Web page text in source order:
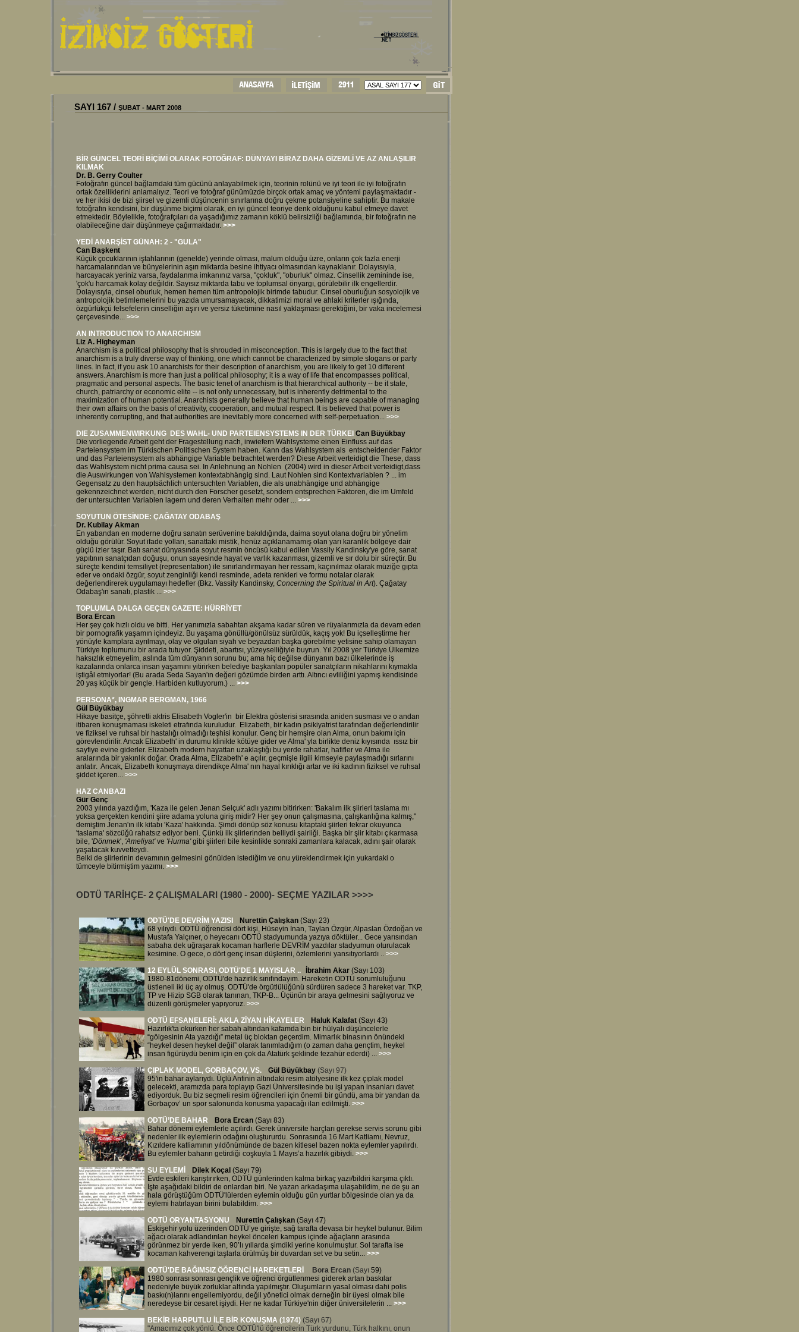
SAYI 167 / ŞUBAT - MART 2008
BİR GÜNCEL TEORİ BİÇİMİ OLARAK FOTOĞRAF: DÜNYAYI BİRAZ DAHA GİZEMLİ VE AZ ANLAŞILIR
KILMAK
Dr. B. Gerry Coulter
Fotoğrafın güncel bağlamdaki tüm gücünü anlayabilmek için, teorinin rolünü ve iyi teori ile iyi fotoğrafın
ortak özelliklerini anlamalıyız. Teori ve fotoğraf günümüzde birçok ortak amaç ve yöntemi paylaşmaktadır -
ve her ikisi de bizi şiirsel ve gizemli düşüncenin sınırlarına doğru çekme potansiyeline sahiptir. Bu makale
fotoğrafın kendisini, bir düşünme biçimi olarak, en iyi güncel teoriye denk olduğunu kabul etmeye davet
etmektedir. Böylelikle, fotoğrafçıları da yaşadığımız zamanın köklü belirsizliği bağlamında, bir fotoğrafın ne
olabileceğine dair düşünmeye çağırmaktadır. >>>
YEDİ ANARŞİST GÜNAH: 2 - "GULA"
Can Başkent
Küçük çocuklarının iştahlarının (genelde) yerinde olması, malum olduğu üzre, onların çok fazla enerji
harcamalarından ve bünyelerinin aşırı miktarda besine ihtiyacı olmasından kaynaklanır. Dolayısıyla,
harcayacak yeriniz varsa, faydalanma imkanınız varsa, "çokluk", "oburluk" olmaz. Cinsellik zemininde ise,
'çok'u harcamak kolay değildir. Sayısız miktarda tabu ve toplumsal önyargı, görülebilir ilk engellerdir.
Dolayısıyla, cinsel oburluk, hemen hemen tüm antropolojik birimde tabudur. Cinsel oburluğun sosyolojik ve
antropolojik betimlemelerini bu yazıda umursamayacak, dikkatimizi moral ve ahlaki kriterler ışığında,
özgürlükçü felsefelerin cinselliğin aşırı ve yersiz tüketimine nasıl yaklaşması gerektiğini, bir vaka incelemesi
çerçevesinde... >>>
AN INTRODUCT ON TO ANARCHISM
Liz A. Higheyman
Anarchism is a political philosophy that is shrouded in misconception. This is largely due to the fact that
anarchism is a truly diverse way of thinking, one which cannot be characterized by simple slogans or party
lines. In fact, if you ask 10 anarchists for their description of anarchism, you are likely to get 10 different
answers. Anarchism is more than just a political philosophy; it is a way of life that encompasses political,
pragmatic and personal aspects. The basic tenet of anarchism is that hierarchical authority -- be it state,
church, patriarchy or economic elite -- is not only unnecessary, but is inherently detrimental to the
maximization of human potential. Anarchists generally believe that human beings are capable of managing
their own affairs on the basis of creativity, cooperation, and mutual respect. It is believed that power is
inherently corrupting, and that authorities are inevitably more concerned with self-perpetuation... >>>
DIE ZUSAMMENWIRKUNG DES WAHL- UND PARTEIENSYSTEMS IN DER TÜRKEI Can Büyükbay
Die vorliegende Arbeit geht der Fragestellung nach, inwiefern Wahlsysteme einen Einfluss auf das
Parteiensystem im Türkischen Politischen System haben. Kann das Wahlsystem als entscheidender Faktor
und das Parteiensystem als abhängige Variable betrachtet werden? Diese Arbeit verteidigt die These, dass
das Wahlsystem nicht prima causa sei. In Anlehnung an Nohlen (2004) wird in dieser Arbeit verteidigt,dass
die Auswirkungen von Wahlsystemen kontextabhängig sind. Laut Nohlen sind Kontextvariablen ? ... im
Gegensatz zu den hauptsächlich untersuchten Variablen, die als unabhängige und abhängige
gekennzeichnet werden, nicht durch den Forscher gesetzt, sondern entsprechen Faktoren, die im Umfeld
der untersuchten Variablen lagern und deren Verhalten mehr oder ... >>>
SOYUTUN ÖTESİNDE: ÇAĞATAY ODABAŞ
Dr. Kubilay Akman
En yabandan en moderne doğru sanatın serüvenine bakıldığında, daima soyut olana doğru bir yönelim
olduğu görülür. Soyut ifade yolları, sanattaki mistik, henüz açıklanamamış olan yarı karanlık bölgeye dair
güçlü izler taşır. Batı sanat dünyasında soyut resmin öncüsü kabul edilen Vassily Kandinsky'ye göre, sanat
yapıtının sanatçıdan doğuşu, onun sayesinde hayat ve varlık kazanması, gizemli ve sır dolu bir süreçtir. Bu
süreçte kendini temsiliyet (representation) ile sınırlandırmayan her ressam, kaçınılmaz olarak müziğe gıpta
eder ve ondaki özgür, soyut zenginliği kendi resminde, adeta renkleri ve formu notalar olarak
değerlendirerek uygulamayı hedefler (Bkz. Vassily Kandinsky, Concerning the Spiritual in Art). Çağatay
Odabaş'ın sanatı, plastik ... >>>
TOPLUMLA DALGA GEÇEN GAZETE: HÜRRİYET
Bora Ercan
Her şey çok hızlı oldu ve bitti. Her yanımızla sabahtan akşama kadar süren ve rüyalarımızla da devam eden
bir pornografik yaşamın içindeyiz. Bu yaşama gönüllü/gönülsüz sürüldük, kaçış yok! Bu içselleştirme her
yönüyle kamplara ayrılmayı, olay ve olguları siyah ve beyazdan başka görebilme yetisine sahip olamayan
Türkiye toplumunu bir arada tutuyor. Şiddeti, abartısı, yüzeyselliğiyle buyrun. Yıl 2008 yer Türkiye.Ülkemize
haksızlık etmeyelim, aslında tüm dünyanın sorunu bu; ama hiç değilse dünyanın bazı ülkelerinde iş
kazalarında onlarca insan yaşamını yitirirken belediye başkanları popüler sanatçıların nikahlarını kıymakla
iştigâl etmiyorlar! (Bu arada Seda Sayan'ın değeri gözümde birden arttı. Altıncı evliliğini yapmış kendisinde
20 yaş küçük bir gençle. Harbiden kutluyorum.) ... >>>
PERSONA*, INGMAR BERGMAN, 1966
Gül Büyükbay
Hikaye basitçe, şöhretli aktris Elisabeth Vogler'in bir Elektra gösterisi sırasında aniden susması ve o andan
itibaren konuşmaması iskeleti etrafında kuruludur. Elizabeth, bir kadın psikiyatrist tarafından değerlendirilir
ve fiziksel ve ruhsal bir hastalığı olmadığı teşhisi konulur. Genç bir hemşire olan Alma, onun bakımı için
görevlendirilir. Ancak Elizabeth' in durumu klinikte kötüye gider ve Alma' yla birlikte deniz kıyısında ıssız bir
sayfiye evine giderler. Elizabeth modern hayattan uzaklaştığı bu yerde rahatlar, hafifler ve Alma ile
aralarında bir yakınlık doğar. Orada Alma, Elizabeth' e açılır, geçmişle ilgili kimseyle paylaşmadığı sırlarını
anlatır. Ancak, Elizabeth konuşmaya direndikçe Alma' nın hayal kırıklığı artar ve iki kadının fiziksel ve ruhsal
şiddet içeren... >>>
HAZ CANBAZI
Gür Genç
2003 yılında yazdığım, 'Kaza ile gelen Jenan Selçuk' adlı yazımı bitirirken: 'Bakalım ilk şiirleri taslama mı
yoksa gerçekten kendini şiire adama yoluna giriş midir? Her şey onun çalışmasına, çalışkanlığına kalmış,"
demiştim Jenan'ın ilk kitabı 'Kaza' hakkında. Şimdi dönüp söz konusu kitaptaki şiirleri tekrar okuyunca
'taslama' sözcüğü rahatsız ediyor beni. Çünkü ilk şiirlerinden belliydi şairliği. Başka bir şiir kitabı çıkarmasa
bile, 'Dönmek', 'Ameliyat've 'Hurma'gibi şiirleri bile kesinlikle sonraki zamanlara kalacak, adını şair olarak
yaşatacak kuvvetteydi.
Belki de şiirlerinin devamının gelmesini gönülden istediğim ve onu yüreklendirmek için yukardaki o
tümceyle bitirmiştim yazımı. >>>
ODTÜ TARİHÇE- 2 ÇALIŞMALARI (1980 - 2000)- SEÇME YAZILAR >>>>
ODTÜ'DE DEVRİM YAZISI Nurettin Çalışkan (Sayı 23)
68 yılıydı. ODTÜ öğrencisi dört kişi, Hüseyin İnan, Taylan Özgür, Alpaslan Özdoğan ve
Mustafa Yalçıner, o heyecanı ODTÜ stadyumunda yazıya döktüler... Gece yarısından
sabaha dek uğraşarak kocaman harflerle DEVRİM yazdılar stadyumun oturulacak
kesimine. O gece, o dört genç insan düşlerini, özlemlerini yansıtıyorlardı .. >>>
12 EYLÜL SONRASI, ODTÜ'DE 1 MAYISLAR ..
İbrahim Akar (Sayı 103)
1980-81dönemi, ODTÜ'de hazırlık sınıfındayım. Hareketin ODTÜ sorumluluğunu
üstleneli iki üç ay olmuş. ODTÜ'de örgütlülüğünü sürdüren sadece 3 hareket var. TKP,
TP ve Hizip SGB olarak tanınan, TKP-B... Üçünün bir araya gelmesini sağlıyoruz ve
düzenli görüşmeler yapıyoruz. >>>
ODTÜ EFSANELERİ: AKLA ZİYAN HİKAYELER
Haluk Kalafat (Sayı 43)
Hazırlık'ta okurken her sabah altından kafamda bin bir hülyalı düşüncelerle
“gölgesinin Ata yazdığı” metal üç bloktan geçerdim. Mimarlık binasının önündeki
“heykel desen heykel değil” olarak tanımladığım (o zaman daha gençtim, heykel
insan figürüydü benim için en çok da Atatürk şeklinde tezahür ederdi) ... >>>
ÇIPLAK MODEL, GORBAÇOV, VS.
Gül Büyükbay (Sayı 97)
95'in bahar aylarıydı. Üçlü Anfinin altındaki resim atölyesine ilk kez çıplak model
gelecekti, aramızda para toplayıp Gazi Üniversitesinde bu işi yapan insanları davet
ediyorduk. Bu biz seçmeli resim öğrencileri için önemli bir gündü, ama bir yandan da
Gorbaçov’ un spor salonunda konusma yapacağı ilan edilmişti. >>>
ODTÜ’DE BAHAR
Bora Ercan (Sayı 83)
Bahar dönemi eylemlerle açılırdı. Gerek üniversite harçları gerekse servis sorunu gibi
nedenler ilk eylemlerin odağını oluştururdu. Sonrasında 16 Mart Katliamı, Nevruz,
Kızıldere katliamının yıldönümünde de bazen kitlesel bazen nokta eylemler yapılırdı.
Bu eylemler baharın getirdiği coşkuyla 1 Mayıs’a hazırlık gibiydi. >>>
SU EYLEMİ
Dilek Koçal (Sayı 79)
Evde eskileri karıştırırken, ODTÜ günlerinden kalma birkaç yazı/bildiri karşıma çıktı.
İşte aşağıdaki bildiri de onlardan biri. Ne yazan arkadaşıma ulaşabildim, ne de şu an
hala görüştüğüm ODTÜ'lülerden eylemin olduğu gün yurtlar bölgesinde olan ya da
eylemi hatırlayan birini bulabildim. >>>
ODTÜ ORYANTASYONU Nurettin Çalışkan (Sayı 47)
Eskişehir yolu üzerinden ODTÜ’ye girişte, sağ tarafta devasa bir heykel bulunur. Bilim
ağacı olarak adlandırılan heykel önceleri kampus içinde ağaçların arasında
görünmez bir yerde iken, 90’lı yıllarda şimdiki yerine konulmuştur. Sol tarafta ise
kocaman kahverengi taşlarla örülmüş bir duvardan set ve bu setin... >>>
ODTÜ'DE BAĞIMSIZ ÖĞRENCİ HAREKETLERİ
Bora Ercan (Sayı 59)
1980 sonrası sonrası gençlik ve öğrenci örgütlenmesi giderek artan baskılar
nedeniyle büyük zorluklar altında yapılmıştır. Oluşumların yasal olması dahi polis
baskı(n)larını engellemiyordu, değil yönetici olmak derneğin bir üyesi olmak bile
neredeyse bir cesaret işiydi. Her ne kadar Türkiye'nin diğer üniversitelerin ... >>>
BEKİR HARPUTLU İLE BİR KONUŞMA (1974) (Sayı 67)
"Amacımız çok yönlü. Önce ODTÜ'lü öğrencilerin Türk yurdunu, Türk halkını, onun